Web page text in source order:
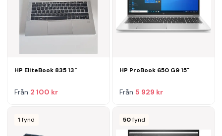
HP EliteBook 835 13"
Från 2 100 kr
HP ProBook 650 G9 15"
Från 5 929 kr
1 fynd 50 fynd